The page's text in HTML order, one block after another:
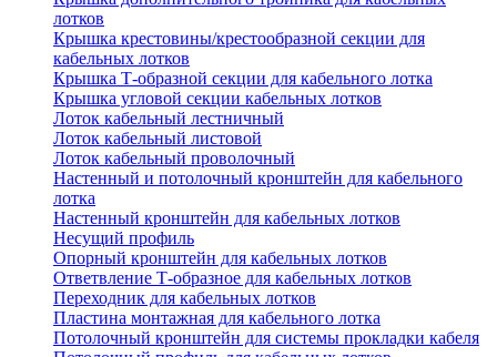
лотков
Крышка крестовины/крестообразной секции для
кабельных лотков
Крышка Т-образной секции для кабельного лотка
Крышка угловой секции кабельных лотков
Лоток кабельный лестничный
Лоток кабельный листовой
Лоток кабельный проволочный
Настенный и потолочный кронштейн для кабельного
лотка
Настенный кронштейн для кабельных лотков
Несущий профиль
Опорный кронштейн для кабельных лотков
Ответвление Т-образное для кабельных лотков
Переходник для кабельных лотков
Пластина монтажная для кабельного лотка
Потолочный кронштейн для системы прокладки кабеля